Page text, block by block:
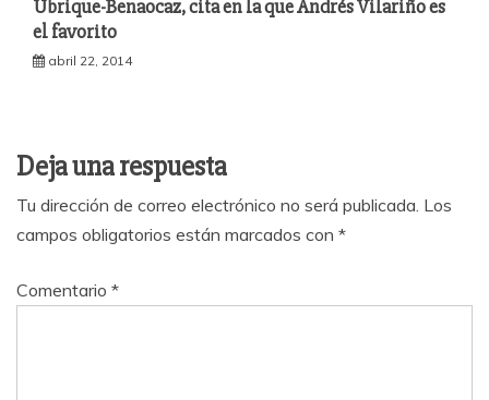
Ubrique-Benaocaz, cita en la que Andrés Vilariño es
el favorito
abril 22, 2014
Deja una respuesta
Tu dirección de correo electrónico no será publicada. Los
campos obligatorios están marcados con *
Comentario *